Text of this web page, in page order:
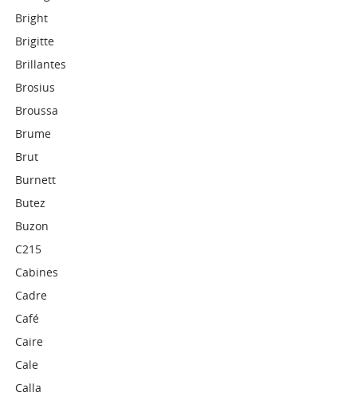
Bright
Brigitte
Brillantes
Brosius
Broussa
Brume
Brut
Burnett
Butez
Buzon
C215
Cabines
Cadre
Café
Caire
Cale
Calla